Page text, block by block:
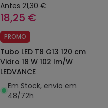
Antes 21,30 €
18,25 €
PROMO
Tubo LED T8 G13 120 cm
Vidro 18 W 102 lm/W
LEDVANCE
Em Stock, envio em
48/72h